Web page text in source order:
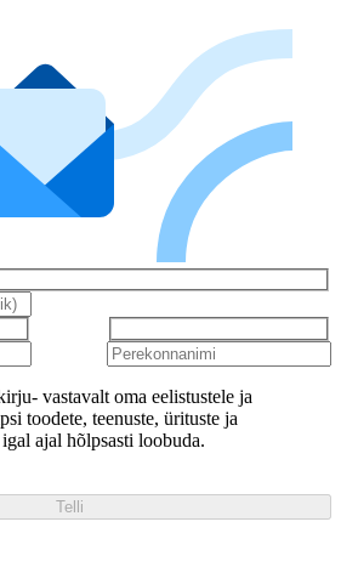
vastavalt oma eelistustele ja
toodete, teenuste, ürituste ja
ajal hõlpsasti loobuda.
Telli